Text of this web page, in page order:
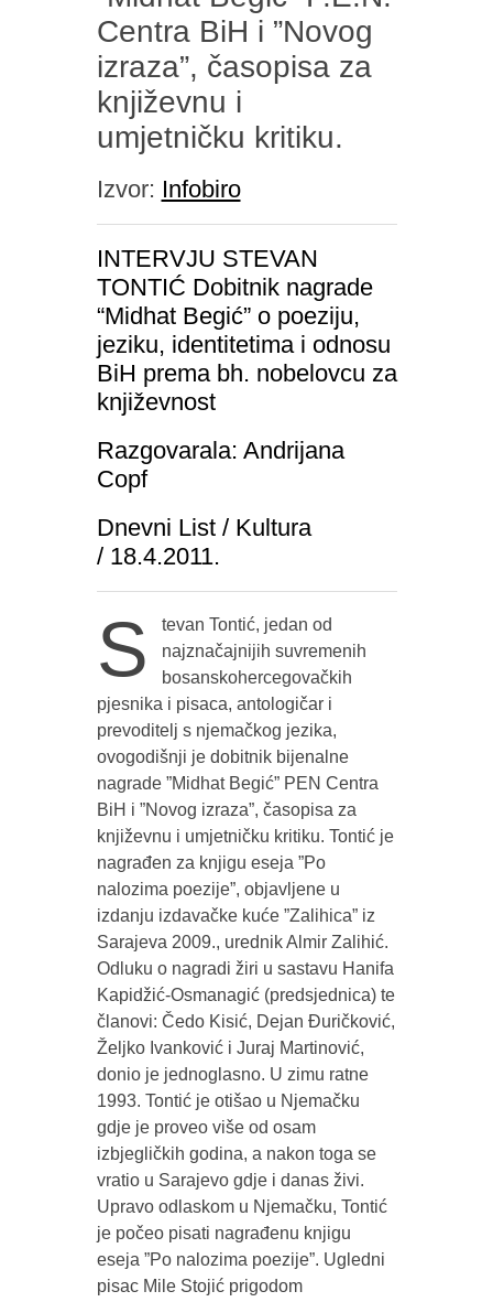
Centra BiH i ”Novog
izraza”, časopisa za
književnu i
umjetničku kritiku.
Izvor: Infobiro
INTERVJU STEVAN
TONTIĆ Dobitnik nagrade
“Midhat Begić” o poeziju,
jeziku, identitetima i odnosu
BiH prema bh. nobelovcu za
književnost
Razgovarala: Andrijana
Copf
Dnevni List / Kultura
/ 18.4.2011.
S
tevan Tontić, jedan od
najznačajnijih suvremenih
bosanskohercegovačkih
pjesnika i pisaca, antologičar i
prevoditelj s njemačkog jezika,
ovogodišnji je dobitnik bijenalne
nagrade ”Midhat Begić” PEN Centra
BiH i ”Novog izraza”, časopisa za
književnu i umjetničku kritiku. Tontić je
nagrađen za knjigu eseja ”Po
nalozima poezije”, objavljene u
izdanju izdavačke kuće ”Zalihica” iz
Sarajeva 2009., urednik Almir Zalihić.
Odluku o nagradi žiri u sastavu Hanifa
Kapidžić-Osmanagić (predsjednica) te
članovi: Čedo Kisić, Dejan Đuričković,
Željko Ivanković i Juraj Martinović,
donio je jednoglasno. U zimu ratne
1993. Tontić je otišao u Njemačku
gdje je proveo više od osam
izbjegličkih godina, a nakon toga se
vratio u Sarajevo gdje i danas živi.
Upravo odlaskom u Njemačku, Tontić
je počeo pisati nagrađenu knjigu
eseja ”Po nalozima poezije”. Ugledni
pisac Mile Stojić prigodom